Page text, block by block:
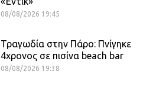
08/08/2026 19:45
Τραγωδία στην Πάρο: Πνίγηκε
4χρονος σε πισίνα beach bar
08/08/2026 19:38